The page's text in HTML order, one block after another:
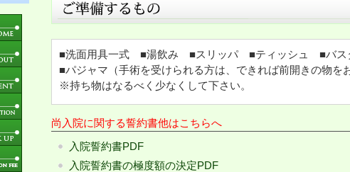
■洗面用具一式 ■湯飲み ■スリッパ ■ティッシュ ■バス
■パジャマ（手術を受けられる方は、できれば前開きの物を
※持ち物はなるべく少なくして下さい。
尚入院に関する誓約書他はこちらへ
入院誓約書PDF
入院誓約書の極度額の決定PDF